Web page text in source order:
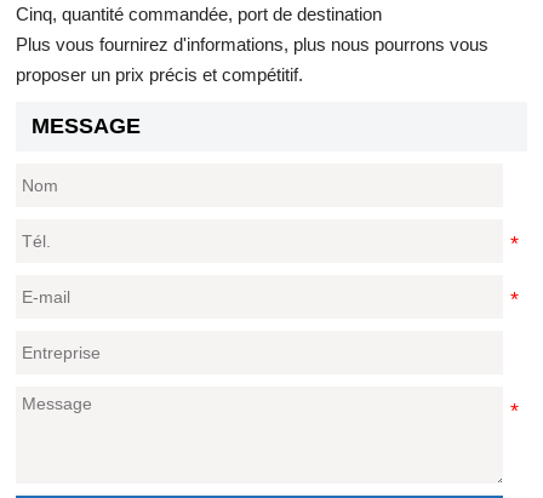
Cinq, quantité commandée, port de destination
Plus vous fournirez d'informations, plus nous pourrons vous
proposer un prix précis et compétitif.
MESSAGE